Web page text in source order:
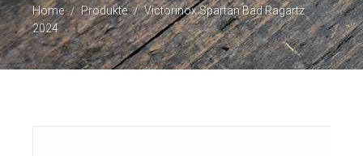
Home / Produkte / Victorinox Spartan Bad Ragartz
2024